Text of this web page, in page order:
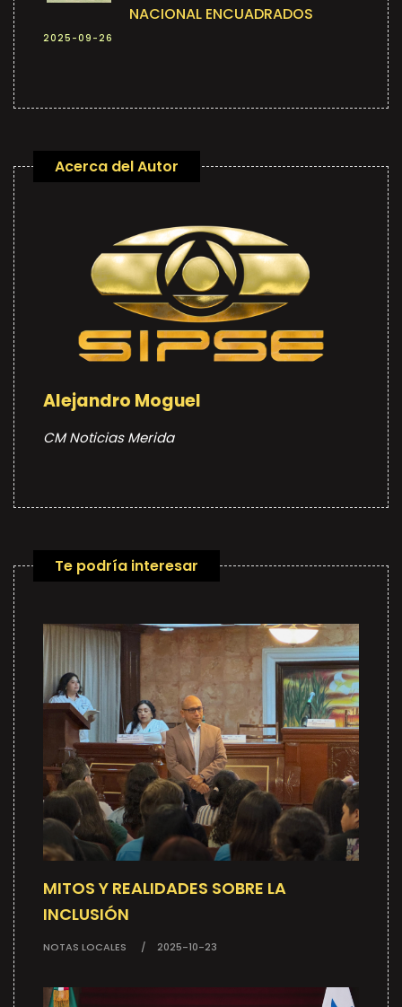
NACIONAL ENCUADRADOS
2025-09-26
Acerca del Autor
Alejandro Moguel
CM Noticias Merida
Te podría interesar
MITOS Y REALIDADES SOBRE LA
INCLUSIÓN
NOTAS LOCALES 2025-10-23